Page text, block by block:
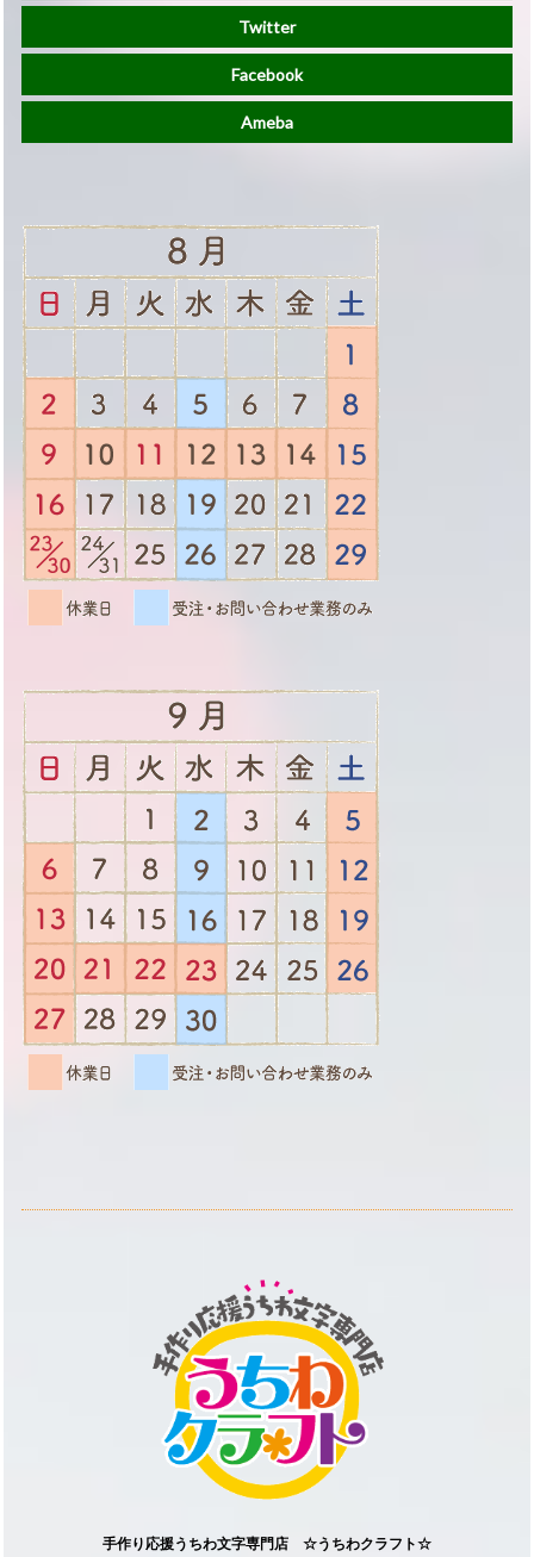
Twitter
Facebook
Ameba
手作り応援うちわ文字専門店 ☆うちわクラフト☆